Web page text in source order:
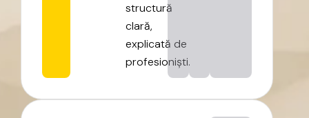
structură
clară,
explicată de
profesioniști.